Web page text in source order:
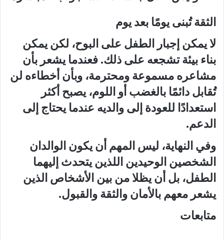
الثقة تُبنى يومًا بعد يوم
لا يمكن إجبار الطفل على البوح، لكن يمكن
بناء بيئة تشجعه على ذلك. فعندما يشعر بأن
مشاعره مسموعة ومحترمة، وبأن أخطاءه لن
تُقابل دائمًا بالغضب أو اللوم، يصبح أكثر
استعدادًا للعودة إلى والديه عندما يحتاج إلى
الدعم.
وفي النهاية، ليس المهم أن يكون الوالدان
الشخصين الوحيدين اللذين يتحدث إليهما
الطفل، بل أن يظلا من بين الأشخاص الذين
يشعر معهم بالأمان والثقة والقبول.
متابعات